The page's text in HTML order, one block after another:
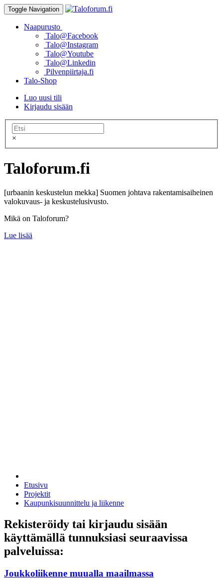
Toggle Navigation
Naapurusto
Talo@Facebook
Talo@Instagram
Talo@Youtube
Talo@Linkedin
Pilvenpiirtaja.fi
Talo-Shop
Luo uusi tili
Kirjaudu sisään
×
Taloforum.fi
[urbaanin keskustelun mekka] Suomen johtava rakentamisaiheinen
valokuvaus- ja keskustelusivusto.
Mikä on Taloforum?
Lue lisää
Etusivu
Projektit
Kaupunkisuunnittelu ja liikenne
Rekisteröidy tai kirjaudu sisään
käyttämällä tunnuksiasi seuraavissa
palveluissa:
Joukkoliikenne muualla maailmassa